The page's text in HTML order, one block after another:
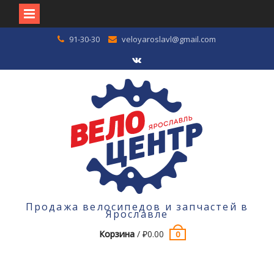
91-30-30 veloyaroslavl@gmail.com
VK
Продажа велосипедов и запчастей в
Ярославле
Корзина /₽0.00 0